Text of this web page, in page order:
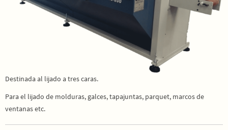
Destinada al lijado a tres caras.
Para el lijado de molduras, galces, tapajuntas, parquet, marcos de
ventanas etc.